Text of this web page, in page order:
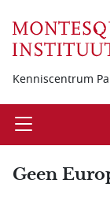
Kenniscentrum
Open
Geen